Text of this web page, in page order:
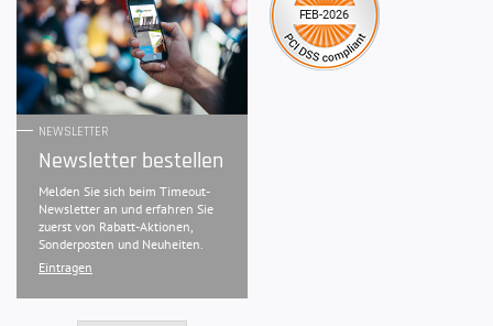
NEWSLETTER
Newsletter bestellen
Melden Sie sich beim Timeout-
Newsletter an und erfahren Sie
zuerst von Rabatt-Aktionen,
Sonderposten und Neuheiten.
Eintragen